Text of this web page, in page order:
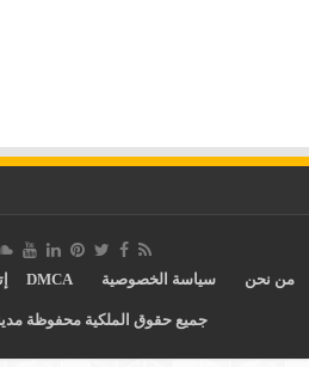
من نحن سياسة الخصوصية DMCA
جميع حقوق الملكية محفوظة مدينة